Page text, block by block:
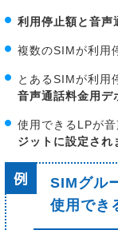
利用停止額と音声
複数のSIMが利用
とあるSIMが利用
音声通話料金用デ
使用できるLPが
ジットに設定され
SIMグル
使用でき